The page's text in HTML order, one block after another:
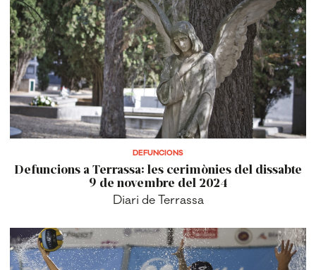
DEFUNCIONS
Defuncions a Terrassa: les cerimònies del dissabte
9 de novembre del 2024
Diari de Terrassa